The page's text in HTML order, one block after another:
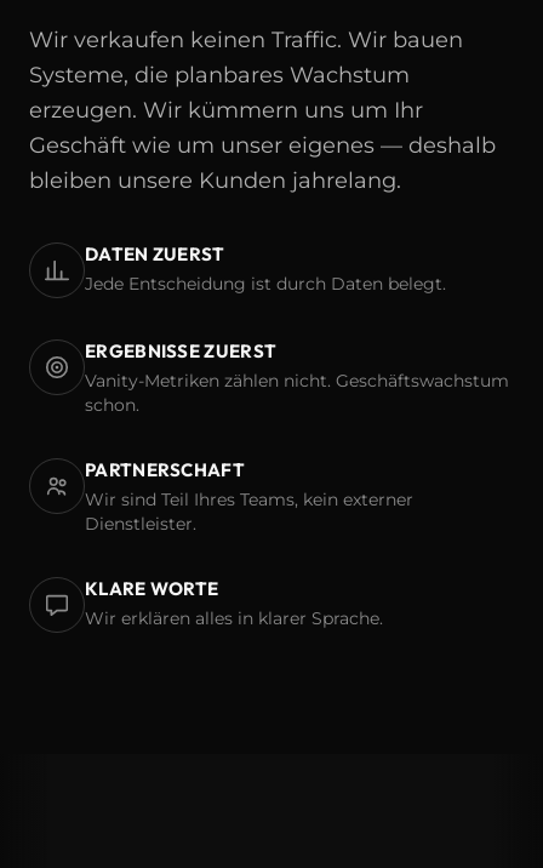
Wir verkaufen keinen Traffic. Wir bauen
Systeme, die planbares Wachstum
erzeugen. Wir kümmern uns um Ihr
Geschäft wie um unser eigenes — deshalb
bleiben unsere Kunden jahrelang.
DATEN ZUERST
Jede Entscheidung ist durch Daten belegt.
ERGEBNISSE ZUERST
Vanity-Metriken zählen nicht. Geschäftswachstum
schon.
PARTNERSCHAFT
Wir sind Teil Ihres Teams, kein externer
Dienstleister.
KLARE WORTE
Wir erklären alles in klarer Sprache.